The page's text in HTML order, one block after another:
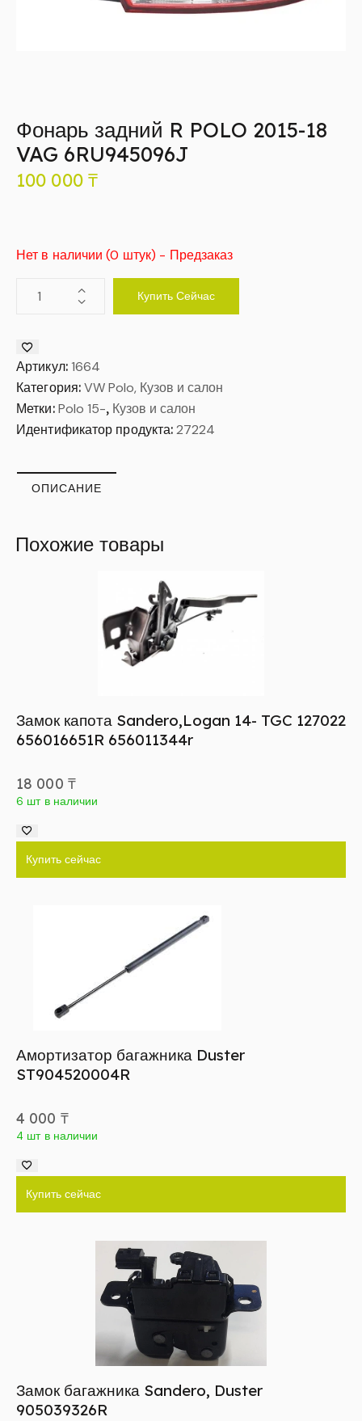
Фонарь задний R POLO 2015-18
VAG 6RU945096J
100 000 ₸
Нет в наличии (0 штук) - Предзаказ
Купить Сейчас
Артикул: 1664
Категория:VW Polo, Кузов и салон
Метки: Polo 15-, Кузов и салон
Идентификатор продукта:27224
ОПИСАНИЕ
Похожие товары
Замок капота Sandero,Logan 14- TGC 127022
656016651R 656011344r
18 000 ₸
6 шт в наличии
Купить сейчас
Амортизатор багажника Duster
ST904520004R
4 000 ₸
4 шт в наличии
Купить сейчас
Замок багажника Sandero, Duster
905039326R